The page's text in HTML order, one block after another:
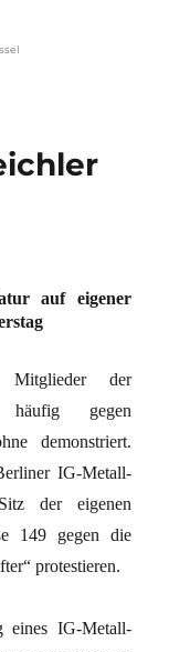
auf eigener
der
häufig gegen
demonstriert.
IG-Metall-
der eigenen
149 gegen die
protestieren.
eines IG-Metall-